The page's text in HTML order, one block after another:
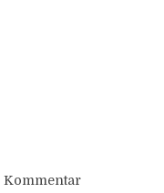
Kommentar